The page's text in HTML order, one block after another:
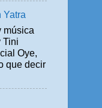
Yatra
música
Tini
Oye,
que decir